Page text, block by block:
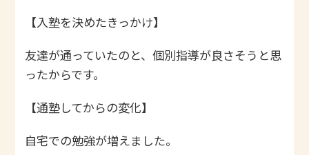
【入塾を決めたきっかけ】
友達が通っていたのと、個別指導が良さそうと思
ったからです。
【通塾してからの変化】
自宅での勉強が増えました。